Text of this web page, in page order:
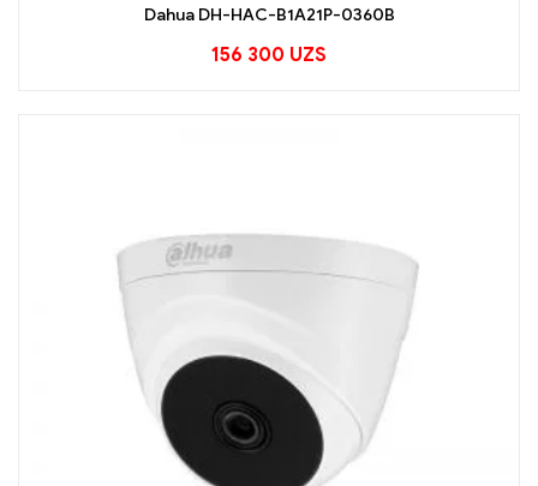
Dahua DH-HAC-B1A21P-0360B
156 300 UZS